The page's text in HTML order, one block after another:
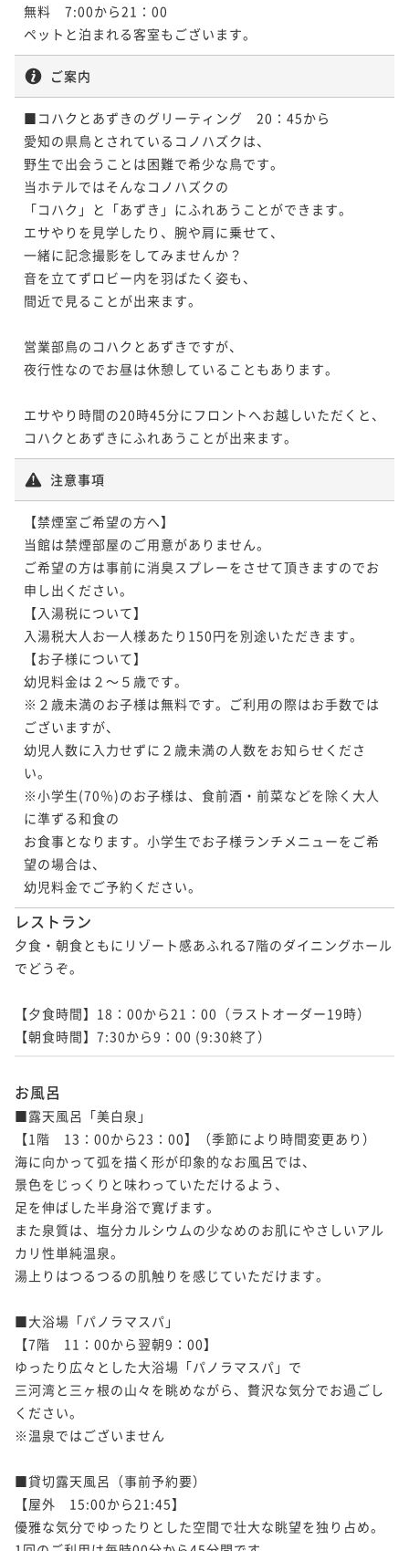
無料　7:00から21：00
ペットと泊まれる客室もございます。
ご案内
■コハクとあずきのグリーティング　20：45から
愛知の県鳥とされているコノハズクは、
野生で出会うことは困難で希少な鳥です。
当ホテルではそんなコノハズクの
「コハク」と「あずき」にふれあうことができます。
エサやりを見学したり、腕や肩に乗せて、
一緒に記念撮影をしてみませんか？
音を立てずロビー内を羽ばたく姿も、
間近で見ることが出来ます。
営業部鳥のコハクとあずきですが、
夜行性なのでお昼は休憩していることもあります。
エサやり時間の20時45分にフロントへお越しいただくと、
コハクとあずきにふれあうことが出来ます。
注意事項
【禁煙室ご希望の方へ】
当館は禁煙部屋のご用意がありません。
ご希望の方は事前に消臭スプレーをさせて頂きますのでお
申し出ください。
【入湯税について】
入湯税大人お一人様あたり150円を別途いただきます。
【お子様について】
幼児料金は２～５歳です。
※​２歳未満のお子様は無料です。ご利用の際はお手数では
ございますが、
幼児人数に入力せずに２歳未満の人数をお知らせくださ
い。
※小学生(70％)のお子様は、食前酒・前菜などを除く大人
に準ずる和食の
お食事となります。小学生でお子様ランチメニューをご希
望の場合は、
レストラン
夕食・朝食ともにリゾート感あふれる7階のダイニングホール
でどうぞ。
【夕食時間】18：00から21：00（ラストオーダー19時）
【朝食時間】7:30から9：00 (9:30終了）
お風呂
■露天風呂「美白泉」
【1階　13：00から23：00】（季節により時間変更あり）
海に向かって弧を描く形が印象的なお風呂では、
景色をじっくりと味わっていただけるよう、
足を伸ばした半身浴で寛げます。
また泉質は、塩分カルシウムの少なめのお肌にやさしいアル
カリ性単純温泉。
湯上りはつるつるの肌触りを感じていただけます。
■大浴場「パノラマスパ」
【7階　11：00から翌朝9：00】
ゆったり広々とした大浴場「パノラマスパ」で
三河湾と三ヶ根の山々を眺めながら、贅沢な気分でお過ごし
ください。
※温泉ではございません
■貸切露天風呂（事前予約要）
【屋外　15:00から21:45】
優雅な気分でゆったりとした空間で壮大な眺望を独り占め。